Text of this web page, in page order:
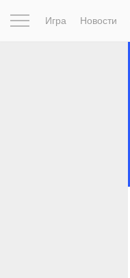
Игра Новости